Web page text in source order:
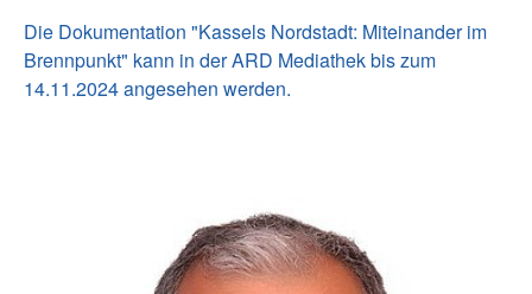
Die Dokumentation "Kassels Nordstadt: Miteinander im
Brennpunkt" kann in der ARD Mediathek bis zum
14.11.2024 angesehen werden.